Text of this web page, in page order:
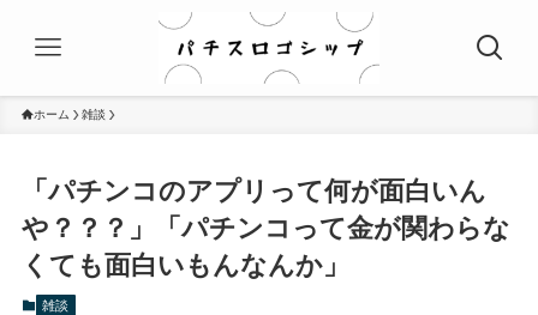
ホーム 雑談
「パチンコのアプリって何が面白いん
や？？？」「パチンコって金が関わらな
くても面白いもんなんか」
雑談